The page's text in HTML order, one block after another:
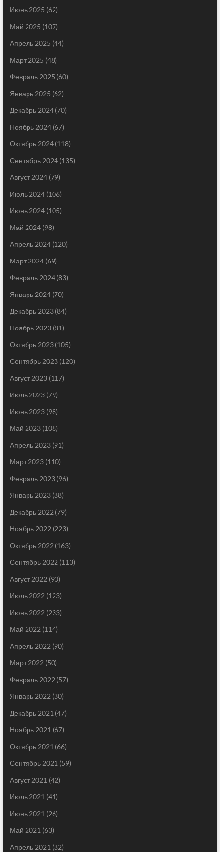
Июнь 2025 (62)
Май 2025 (107)
Апрель 2025 (44)
Март 2025 (48)
Февраль 2025 (60)
Январь 2025 (62)
Декабрь 2024(70)
Ноябрь 2024(67)
Октябрь 2024(118)
Сентябрь 2024(135)
Август 2024(79)
Июль 2024(106)
Июнь 2024(105)
Май 2024(98)
Апрель 2024(120)
Март 2024(69)
Февраль 2024(83)
Январь 2024(70)
Декабрь 2023(84)
Ноябрь 2023(81)
Октябрь 2023(105)
Сентябрь 2023(120)
Август 2023(117)
Июль 2023(79)
Июнь 2023(98)
Май 2023(108)
Апрель 2023(91)
Март 2023(110)
Февраль 2023(96)
Январь 2023(88)
Декабрь 2022 (79)
Ноябрь 2022 (223)
Октябрь 2022 (163)
Сентябрь 2022 (113)
Август 2022 (90)
Июль 2022 (123)
Июнь 2022 (233)
Май 2022 (114)
Апрель 2022 (90)
Март 2022 (50)
Февраль 2022 (57)
Январь 2022 (30)
Декабрь 2021 (47)
Ноябрь 2021 (67)
Октябрь 2021 (66)
Сентябрь 2021 (59)
Август 2021 (42)
Июль 2021 (41)
Июнь 2021 (26)
Май 2021 (63)
Апрель 2021 (82)